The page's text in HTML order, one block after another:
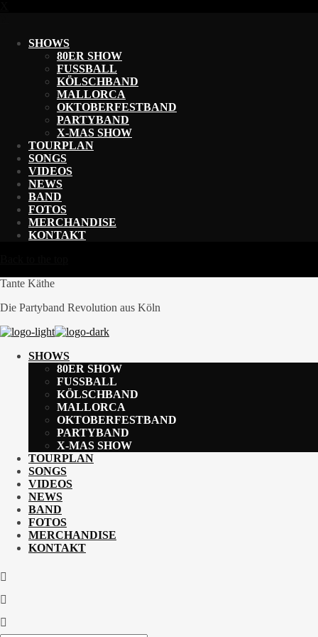
SHOWS
80ER SHOW
FUSSBALL
KÖLSCHBAND
MALLORCA
OKTOBERFESTBAND
PARTYBAND
X-MAS SHOW
TOURPLAN
SONGS
VIDEOS
NEWS
BAND
FOTOS
MERCHANDISE
KONTAKT
Tante Käthe
Die Partyband Revolution aus Köln
SHOWS
80ER SHOW
FUSSBALL
KÖLSCHBAND
MALLORCA
OKTOBERFESTBAND
PARTYBAND
X-MAS SHOW
TOURPLAN
SONGS
VIDEOS
NEWS
BAND
FOTOS
MERCHANDISE
KONTAKT